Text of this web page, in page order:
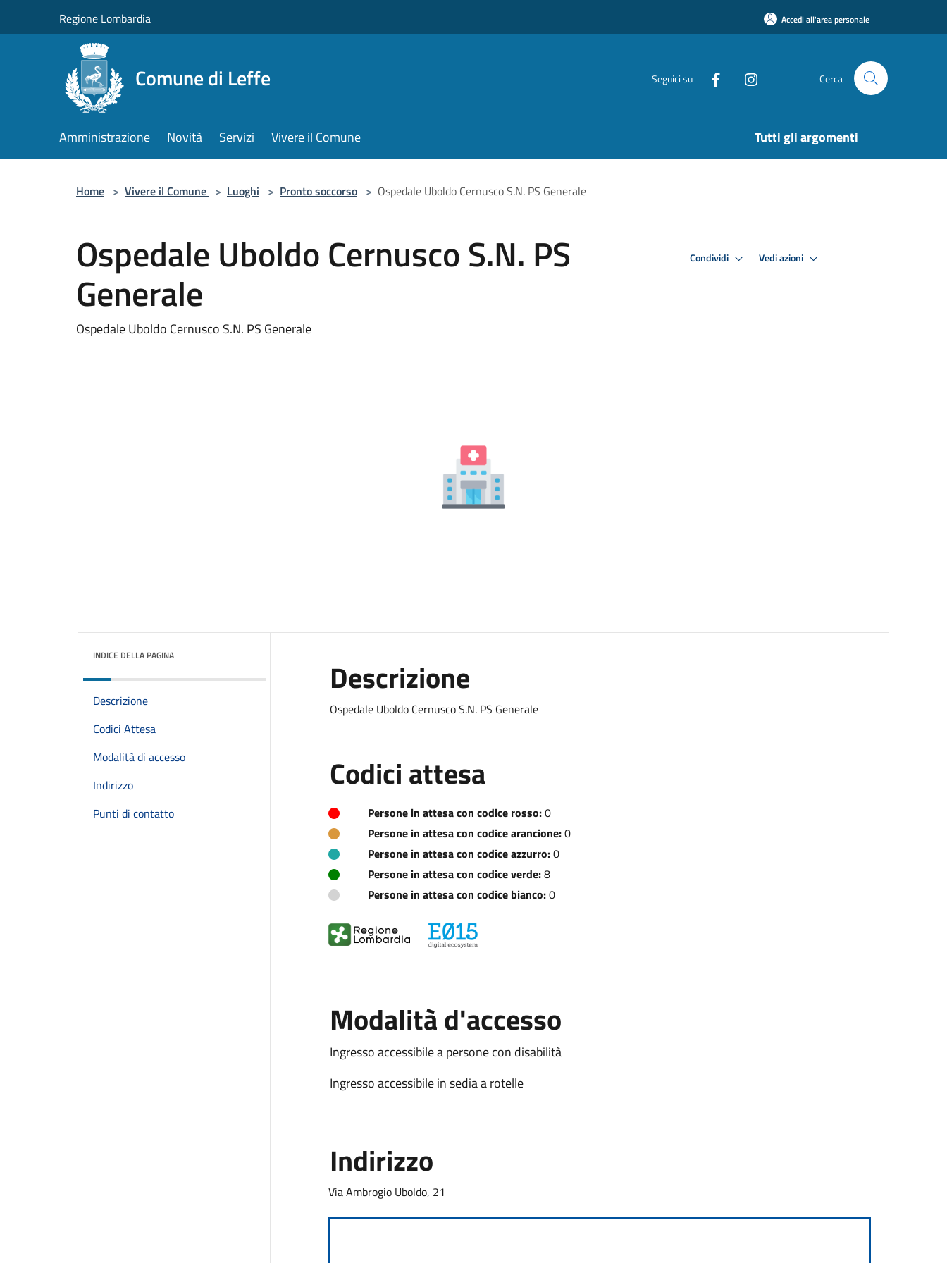
Regione Lombardia Accedi all'area personale
Comune di Leffe Seguici su Cerca
Amministrazione Novità Servizi Vivere il Comune Tutti gli argomenti
Home > Vivere il Comune > Luoghi > Pronto soccorso > Ospedale Uboldo Cernusco S.N. PS Generale
Ospedale Uboldo Cernusco S.N. PS
Generale
Ospedale Uboldo Cernusco S.N. PS Generale
Condividi Vedi azioni
INDICE DELLA PAGINA
Descrizione
Codici Attesa
Modalità di accesso
Indirizzo
Punti di contatto
Descrizione
Ospedale Uboldo Cernusco S.N. PS Generale
Codici attesa
Persone in attesa con codice rosso:0
Persone in attesa con codice arancione:0
Persone in attesa con codice azzurro:0
Persone in attesa con codice verde:8
Persone in attesa con codice bianco:0
Modalità d'accesso
Ingresso accessibile a persone con disabilità
Ingresso accessibile in sedia a rotelle
Indirizzo
Via Ambrogio Uboldo, 21